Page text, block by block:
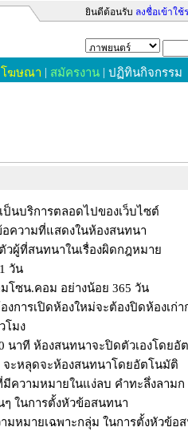
ยินดีต้อนรับ ลงชื่อเข้าใช้
โฆษณา | สมัครงาน| ปฏิทินกิจกรรม
นบริการตลอดไปของเว็บไซต์
ความที่แสดงในห้องสนทนา
ผู้ที่สนทนาในเรื่องผิดกฎหมาย
วัน
โซน.คอม อย่างน้อย 365 วัน
การเปิดห้องใหม่จะต้องปิดห้องเก่า
โมง
นาที ห้องสนทนาจะปิดตัวเองโดยอั
จะหลุดจะห้องสนทนาโดยอัตโนมัติ
ความหมายในแง่ลบ คำทะลึ่งลาม
ในการตั้งหัวข้อสนทนา
หมายเฉพาะกลุ่ม ในการตั้งหัวข้อ